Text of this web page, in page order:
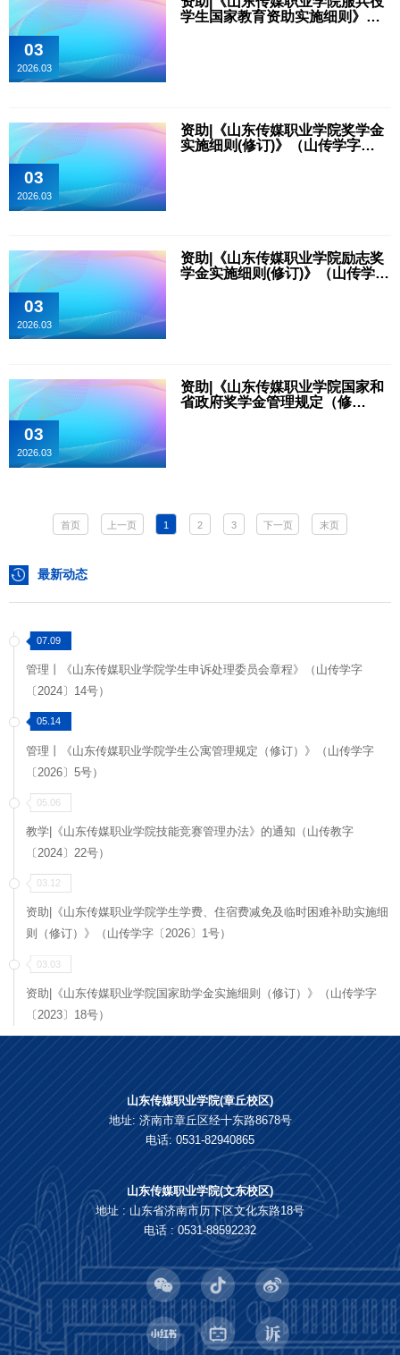
03
2026.03
学生国家教育资助实施细则》
03
2026.03
资助|《山东传媒职业学院奖学金
实施细则(修订)》（山传学字
03
2026.03
资助|《山东传媒职业学院励志奖
学金实施细则(修订)》（山传学字
03
2026.03
资助|《山东传媒职业学院国家和
省政府奖学金管理规定（修
首页 上一页 1 2 3 下一页 末页
最新动态
07.09
管理丨《山东传媒职业学院学生申诉处理委员会章程》（山传学字
〔2024〕14号）
05.14
管理丨《山东传媒职业学院学生公寓管理规定（修订）》（山传学字
〔2026〕5号）
05.06
教学|《山东传媒职业学院技能竞赛管理办法》的通知（山传教字
〔2024〕22号）
03.12
资助|《山东传媒职业学院学生学费、住宿费减免及临时困难补助实施细
则（修订）》（山传学字〔2026〕1号）
03.03
资助|《山东传媒职业学院国家助学金实施细则（修订）》（山传学字
〔2023〕18号）
山东传媒职业学院(章丘校区)
地址: 济南市章丘区经十东路8678号
电话: 0531-82940865
山东传媒职业学院(文东校区)
地址 : 山东省济南市历下区文化东路18号
电话 : 0531-88592232